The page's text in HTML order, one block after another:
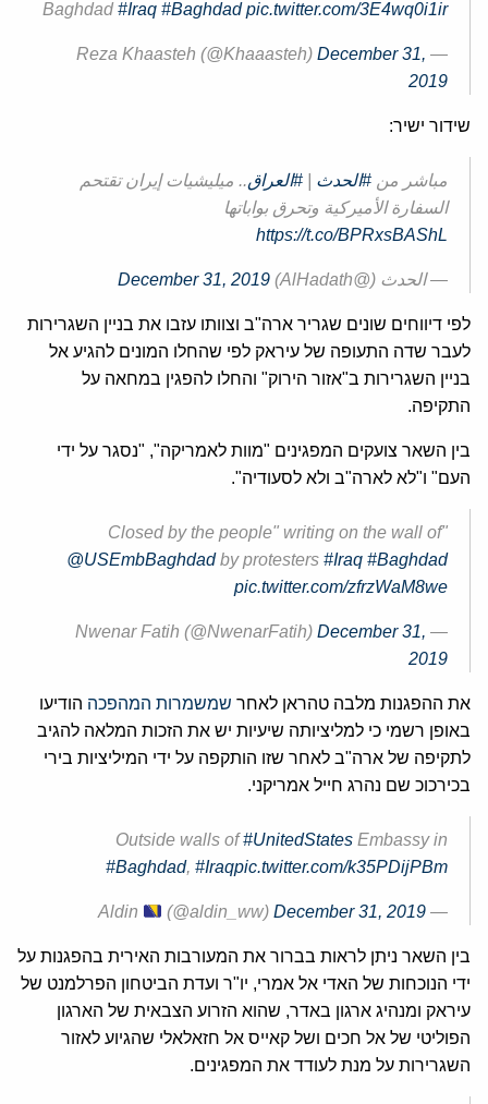
Baghdad#Iraq #Baghdad pic.twitter.com/3E4wq0i1ir
— Reza Khaasteh (@Khaaasteh)
December 31,
2019
שידור ישיר:
مباشر من #الحدث #العراق.. ميليشيات إيران تقتحم
السفارة الأميركية وتحرق بواباتها
https://t.co/BPRxsBAShL
— الحدث (@AlHadath) December 31, 2019
לפי דיווחים שונים שגריר ארה"ב וצוותו עזבו את בניין השגרירות
לעבר שדה התעופה של עיראק לפי שהחלו המונים להגיע אל
בניין השגרירות ב"אזור הירוק" והחלו להפגין במחאה על
התקיפה.
בין השאר צועקים המפגינים "מוות לאמריקה", "נסגר על ידי
העם" ו"לא לארה"ב ולא לסעודיה".
"Closed by the people" writing on the wall of
@USEmbBaghdadby protesters #Iraq #Baghdad
pic.twitter.com/zfrzWaM8we
— Nwenar Fatih (@NwenarFatih)
December 31,
2019
את ההפגנות מלבה טהראן לאחר שמשמרות המהפכה הודיעו
באופן רשמי כי למליציותה שיעיות יש את הזכות המלאה להגיב
לתקיפה של ארה"ב לאחר שזו הותקפה על ידי המיליציות בירי
בכירכוכ שם נהרג חייל אמריקני.
Outside walls of#UnitedStates Embassy in
#Baghdad, #Iraqpic.twitter.com/k35PDijPBm
— Aldin
(@aldin_ww) December 31, 2019
בין השאר ניתן לראות בברור את המעורבות האירית בהפגנות על
ידי הנוכחות של האדי אל אמרי, יו"ר ועדת הביטחון הפרלמנט של
עיראק ומנהיג ארגון באדר, שהוא הזרוע הצבאית של הארגון
הפוליטי של אל חכים ושל קאייס אל חזאלאלי שהגיוע לאזור
השגרירות על מנת לעודד את המפגינים.